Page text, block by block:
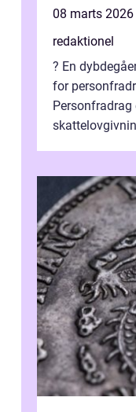
08 marts 2026
redaktionel
? En
for